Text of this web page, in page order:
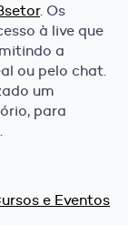
. Os
à live que
a
ou pelo chat.
um
para
e Eventos